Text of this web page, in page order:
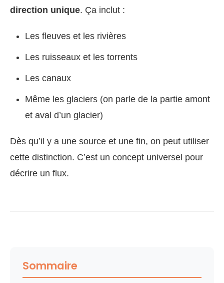
direction unique. Ça inclut :
Les fleuves et les rivières
Les ruisseaux et les torrents
Les canaux
Même les glaciers (on parle de la partie amont
et aval d’un glacier)
Dès qu’il y a une source et une fin, on peut utiliser
cette distinction. C’est un concept universel pour
décrire un flux.
Sommaire